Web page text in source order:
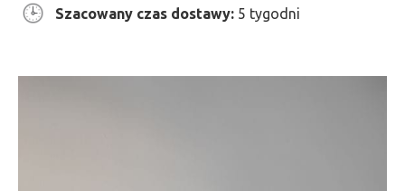
Szacowany czas dostawy: 5 tygodni